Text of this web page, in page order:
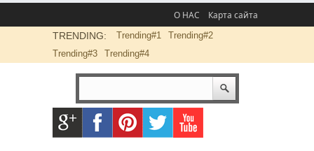
О НАС Карта сайта
TRENDING: Trending#1
Trending#2
Trending#3
Trending#4